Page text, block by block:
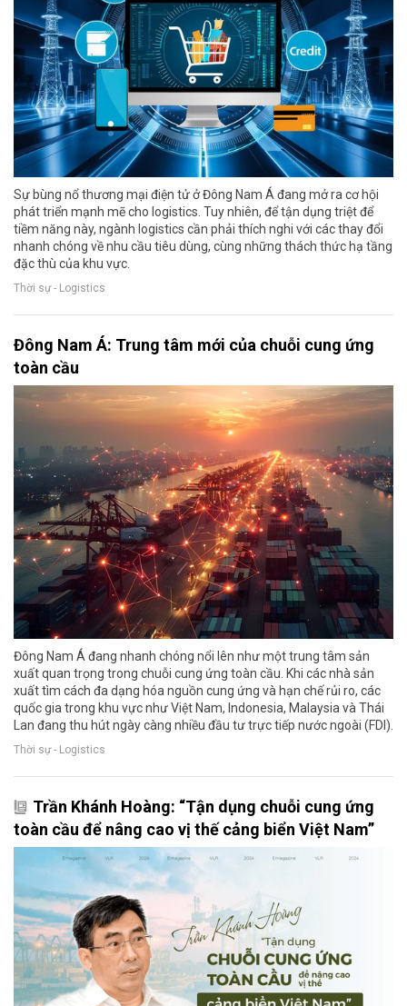
Sự bùng nổ thương mại điện tử ở Đông Nam Á đang mở ra cơ hội
phát triển mạnh mẽ cho logistics. Tuy nhiên, để tận dụng triệt để
tiềm năng này, ngành logistics cần phải thích nghi với các thay đổi
nhanh chóng về nhu cầu tiêu dùng, cùng những thách thức hạ tầng
đặc thù của khu vực.
Thời sự - Logistics
Đông Nam Á: Trung tâm mới của chuỗi cung ứng
toàn cầu
Đông Nam Á đang nhanh chóng nổi lên như một trung tâm sản
xuất quan trọng trong chuỗi cung ứng toàn cầu. Khi các nhà sản
xuất tìm cách đa dạng hóa nguồn cung ứng và hạn chế rủi ro, các
quốc gia trong khu vực như Việt Nam, Indonesia, Malaysia và Thái
Lan đang thu hút ngày càng nhiều đầu tư trực tiếp nước ngoài (FDI).
Thời sự - Logistics
Trần Khánh Hoàng: “Tận dụng chuỗi cung ứng
toàn cầu để nâng cao vị thế cảng biển Việt Nam”